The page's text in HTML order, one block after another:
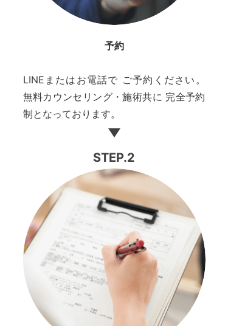
予約
LINEまたはお電話で ご予約ください。
無料カウンセリング・施術共に 完全予約
制となっております。
STEP.2